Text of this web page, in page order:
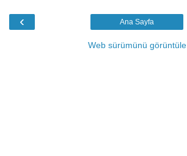
‹ Ana Sayfa
Web sürümünü görüntüle